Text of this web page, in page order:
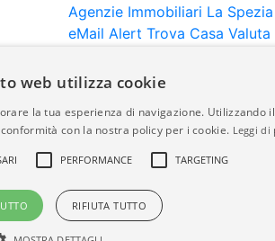
Agenzie Immobiliari La Spezia
eMail Alert Trova Casa Valuta
da agenzie immobiliari e
completezza, della normativa in
web utilizza cookie
la tua esperienza di navigazione. Utilizzando
con la nostra policy per i cookie. Leggi di
PERFORMANCE TARGETING
RIFIUTA TUTTO